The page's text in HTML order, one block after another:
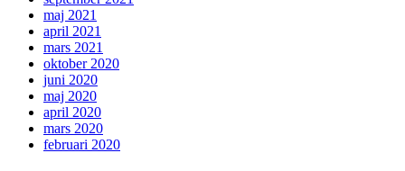
maj 2021
april 2021
mars 2021
oktober 2020
juni 2020
maj 2020
april 2020
mars 2020
februari 2020